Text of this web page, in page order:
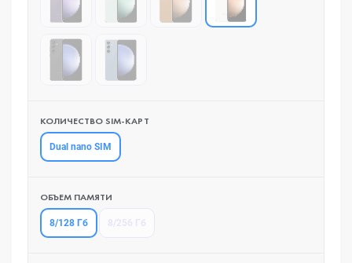
КОЛИЧЕСТВО SIM-КАРТ
Dual nano SIM
ОБЪЕМ ПАМЯТИ
8/128 Гб